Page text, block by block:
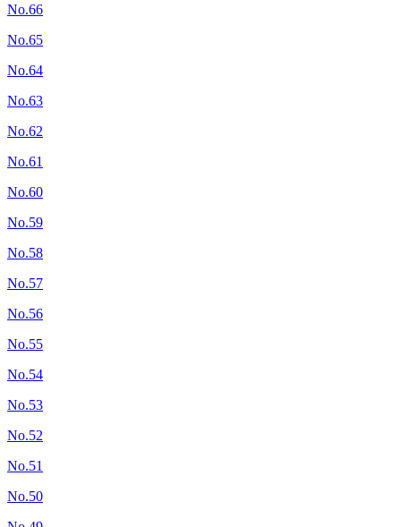
No.66
No.65
No.64
No.63
No.62
No.61
No.60
No.59
No.58
No.57
No.56
No.55
No.54
No.53
No.52
No.51
No.50